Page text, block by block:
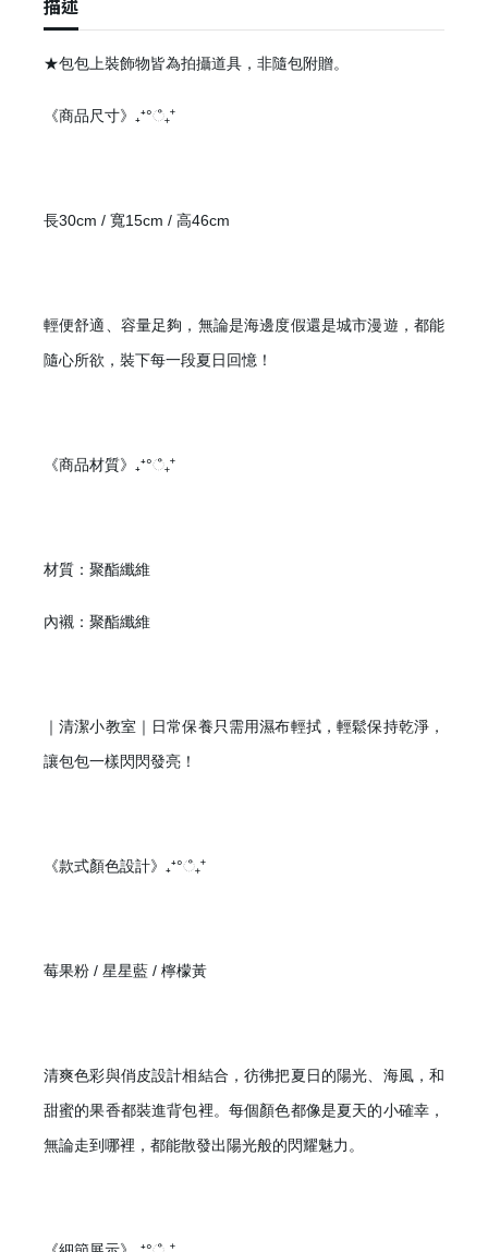
描述
★包包上裝飾物皆為拍攝道具，非隨包附贈。
《商品尺寸》 ₊⁺°ஂ₊⁺
長30cm / 寬15cm / 高46cm
輕便舒適、容量足夠，無論是海邊度假還是城市漫遊，都能
隨心所欲，裝下每一段夏日回憶！
《商品材質》 ₊⁺°ஂ₊⁺
材質：聚酯纖維
內襯：聚酯纖維
｜清潔小教室｜日常保養只需用濕布輕拭，輕鬆保持乾淨，
讓包包一樣閃閃發亮！
《款式顏色設計》 ₊⁺°ஂ₊⁺
莓果粉 / 星星藍 / 檸檬黃
清爽色彩與俏皮設計相結合，彷彿把夏日的陽光、海風，和
甜蜜的果香都裝進背包裡。每個顏色都像是夏天的小確幸，
無論走到哪裡，都能散發出陽光般的閃耀魅力。